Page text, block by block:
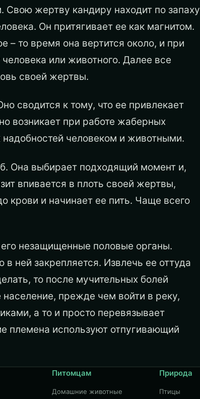
Свою жертву кандиру находит по запаху
Он притягивает ее как магнитом.
– то время она вертится около, и при
или животного. Далее все
своей жертвы.
сводится к тому, что ее привлекает
возникает при работе жаберных
человеком и животными.
Она выбирает подходящий момент и,
впивается в плоть своей жертвы,
крови и начинает ее пить. Чаще всего
незащищенные половые органы.
ней закрепляется. Извлечь ее оттуда
то после мучительных болей
прежде чем войти в реку,
а то и просто перевязывает
племена используют отпугивающий
Питомцам
Домашние животные
Природа
Птицы